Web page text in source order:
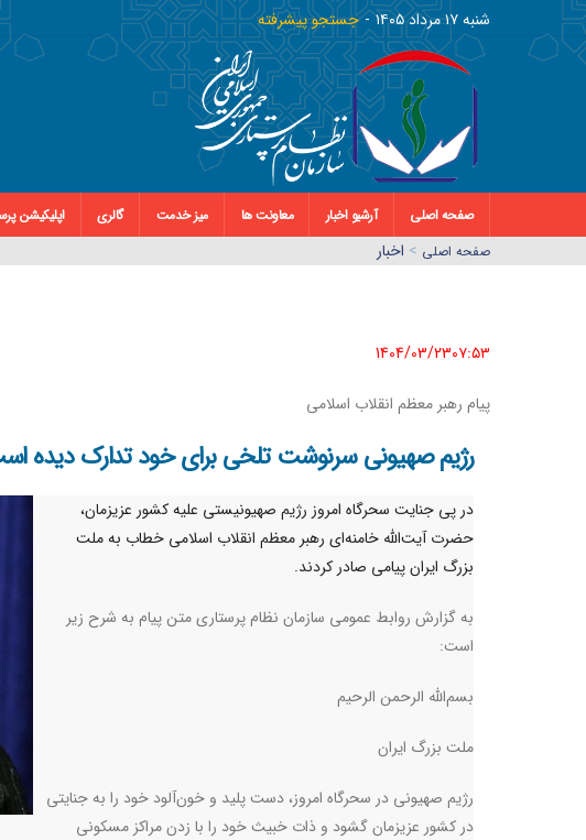
شنبه ١٧ مرداد ١٤٠٥ جستجو پیشرفته
صفحه اصلی آرشیو اخبار معاونت ها میز خدمت گالری اپلیکیشن
صفحه اصلي > اخبار
1404/03/23٠٧:٥٣
پیام رهبر معظم انقلاب اسلامی
رژیم صهیونی سرنوشت تلخی برای خود تدارک دیده
در پی جنایت سحرگاه امروز رژیم صهیونیستی علیه کشور عزیزمان،
حضرت آیت‌الله خامنه‌ای رهبر معظم انقلاب اسلامی خطاب به ملت
بزرگ ایران پیامی صادر کردند.
به گزارش روابط عمومی سازمان نظام پرستاری متن پیام به شرح زیر
است:
بسم‌الله الرحمن الرحیم
ملت بزرگ ایران
رژیم صهیونی در سحرگاه امروز، دست پلید و خون‌آلود خود را به جنایتی
در کشور عزیزمان گشود و ذات خبیث خود را با زدن مراکز مسکونی